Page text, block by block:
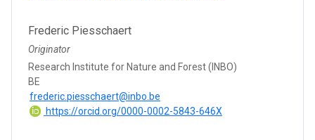
Frederic Piesschaert
Originator
Research Institute for Nature and Forest (INBO)
BE
frederic.piesschaert@inbo.be
https://orcid.org/0000-0002-5843-646X